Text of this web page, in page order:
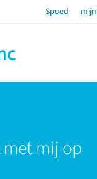
Spoed
mij op